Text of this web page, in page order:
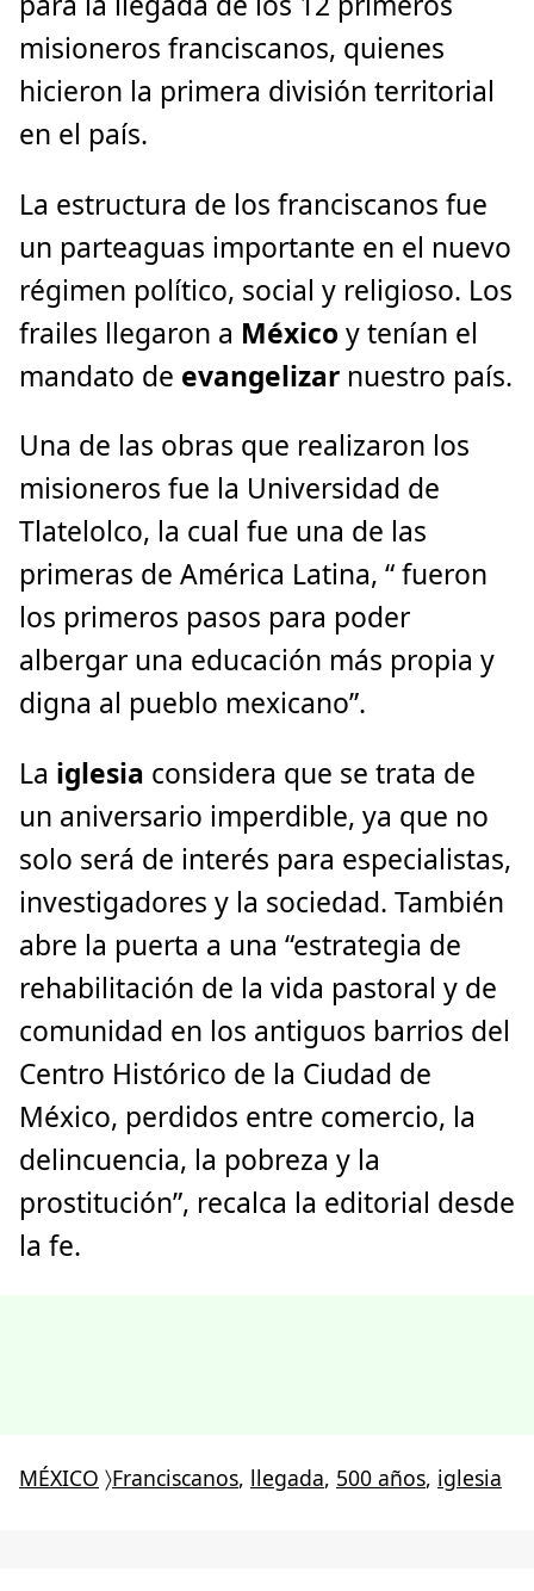
misioneros franciscanos, quienes
hicieron la primera división territorial
en el país.
La estructura de los franciscanos fue
un parteaguas importante en el nuevo
régimen político, social y religioso. Los
frailes llegaron a Méxicoy tenían el
mandato de evangelizar nuestro país.
Una de las obras que realizaron los
misioneros fue la Universidad de
Tlatelolco, la cual fue una de las
primeras de América Latina, “ fueron
los primeros pasos para poder
albergar una educación más propia y
digna al pueblo mexicano”.
La iglesia considera que se trata de
un aniversario imperdible, ya que no
solo será de interés para especialistas,
investigadores y la sociedad. También
abre la puerta a una “estrategia de
rehabilitación de la vida pastoral y de
comunidad en los antiguos barrios del
Centro Histórico de la Ciudad de
México, perdidos entre comercio, la
delincuencia, la pobreza y la
prostitución”, recalca la editorial desde
la fe.
MÉXICO 〉Franciscanos, llegada, 500 años, iglesia